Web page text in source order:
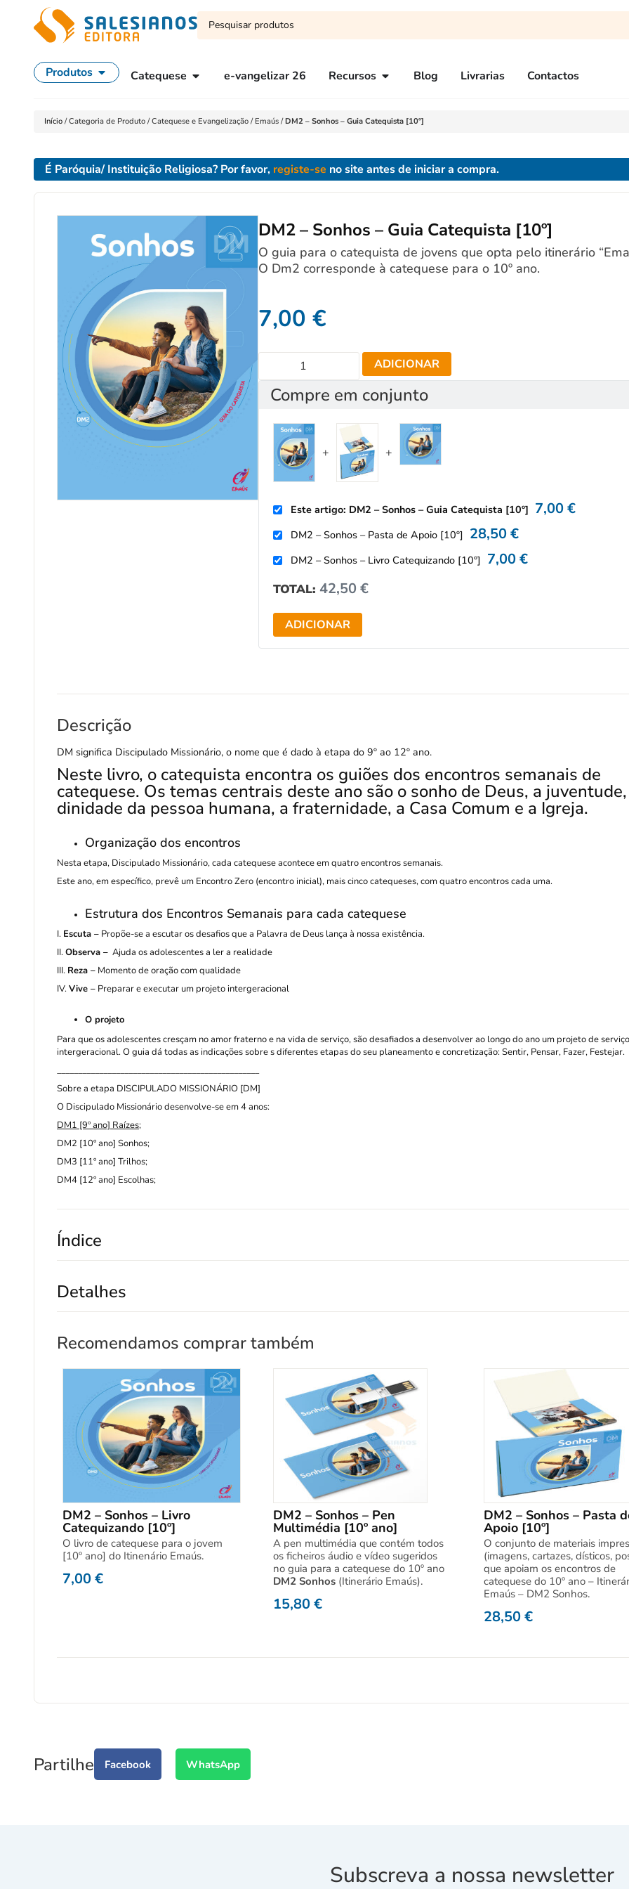
Produtos Catequese e-vangelizar 26 Recursos Blog Livrarias Contactos
Início /Categoria de Produto /Catequese e Evangelização / Emaús /DM2 – Sonhos – Guia Catequista [10º]
É Paróquia/ Instituição Religiosa? Por favor, registe-se no site antes de iniciar a compra.
DM2 – Sonhos – Guia Catequista [10º]
O guia para o catequista de jovens que opta pelo itinerário
O Dm2 corresponde à catequese para o 10º ano.
7,00€
ADICIONAR
Compre em conjunto
Este artigo: DM2 – Sonhos – Guia Catequista [10º] 7,00€
DM2 – Sonhos – Pasta de Apoio [10º] 28,50€
DM2 – Sonhos – Livro Catequizando [10º] 7,00€
TOTAL:42,50€
ADICIONAR
Descrição
DM significa Discipulado Missionário, o nome que é dado à etapa do 9º ao 12º ano.
Neste livro, o catequista encontra os guiões dos encontros semanais de
catequese. Os temas centrais deste ano são o sonho de Deus, a
dinidade da pessoa humana, a fraternidade, a Casa Comum e a Igreja.
Organização dos encontros
Nesta etapa, Discipulado Missionário, cada catequese acontece em quatro encontros semanais.
Este ano, em específico, prevê um Encontro Zero (encontro inicial), mais cinco catequeses, com quatro encontros cada uma.
Estrutura dos Encontros Semanais para cada catequese
I. Escuta – Propõe-se a escutar os desafios que a Palavra de Deus lança à nossa existência.
II. Observa – Ajuda os adolescentes a ler a realidade
III. Reza – Momento de oração com qualidade
IV. Vive – Preparar e executar um projeto intergeracional
O projeto
Para que os adolescentes cresçam no amor fraterno e na vida de serviço, são desafiados a desenvolver ao longo do ano um projeto de serviço
intergeracional. O guia dá todas as indicações sobre s diferentes etapas do seu planeamento e concretização: Sentir, Pensar, Fazer, Festejar.
________________________________________________
Sobre a etapa DISCIPULADO MISSIONÁRIO [DM]
O Discipulado Missionário desenvolve-se em 4 anos:
DM1 [9º ano] Raízes;
DM2 [10º ano] Sonhos;
DM3 [11º ano] Trilhos;
DM4 [12º ano] Escolhas;
Índice
Detalhes
Recomendamos comprar também
DM2 – Sonhos – Livro
Catequizando [10º]
O livro de catequese para o jovem
[10º ano] do Itinenário Emaús.
7,00€
DM2 – Sonhos – Pen
Multimédia [10º ano]
A pen multimédia que contém todos
os ficheiros áudio e vídeo sugeridos
no guia para a catequese do 10º ano
DM2 Sonhos (Itinerário Emaús).
15,80€
DM2 – Sonhos – Pasta
Apoio [10º]
O conjunto de materiais
(imagens, cartazes, dísticos,
que apoiam os encontros de
catequese do 10º ano –
Emaús – DM2 Sonhos.
28,50€
Partilhe Facebook WhatsApp
Subscreva a nossa newsletter